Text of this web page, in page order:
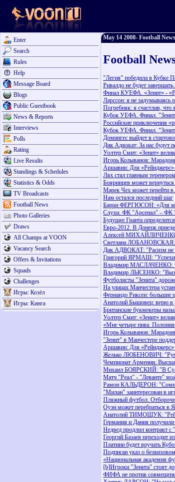
Enter
Search
Rules
Help
Message Board
Blogs
Public Guestbook
News & Reports
Interviews
Polls
Rating
Live Results
Standings & Schedules
Statistics & Odds
TV Broadcasts
Football News
Photo Galleries
Draws
All Champs at VOON
Vacancy Search
Offers & Invitations
Squads
Challenges
Игры: Козёл
Игры: Кинга
May 14 2008- Football
Football
"Легия" победила в Кубке
Ривалдо не будет завершать
Финал КУЕФА. «Зенит» -
Ларссон: я не задумываясь
Погребняк: я счастлив,
Кубок УЕФА. Финал.
Российские приключения
Кубок УЕФА. Финал.
Домингес выйдет в
Дик Адвокат: За нас будут
Уолтер Смит: «Зенит»
Игорь Колыванов:
Аршавин: Для «Рейнджерс»
Лях стал главным
Бояринцев может
Марек Чех может перейти в
Нам остался последний шаг
Барри ФЕРГЮСОН: «Для
Слухи. ФК "Арсенал" – ФК
Будущее Гранта
Евро-2012. В Донецк
Алексей МИХАЙЛИЧЕНКО:
Светлана ЛОБАНОВСКАЯ:
Дик АДВОКАТ: "Расизм не
Григорий ЯРМАШ: "Успехи
Владимир МАСЛАЧЕНКО:
Владимир ЛЫСЕНКО:
Футболисты "Зенита"
На улицах Манчестера
Фернандо Риксен: большие
Анатолий Бышовец: верю в
Британские букмекеры
Уолтер Смит: «Зенит»
«Мне четыре пива. Полония
Игорь Колыванов:
"Зенит" в Манчестере
Аршавин: Для «Рейнджерс»
Желько ЛЮБЕНОВИЧ:
Чемпионат Армении.
Михаил БОЯРСКИЙ: "В
Матч "Реал" - "Леванте"
Рамон КАЛЬДЕРОН:
"Милан" заинтересован в
Пляжный футбол.
Оуэн может перебраться в
Анатолий ТИМОЩУК:
Германия и Дания
Недвед продлил контракт
Георгий Базаев переходит
Платини будет вручать
Подписан указ о
«Национальная академия
[b]Игроки "Зенита" стоят
ФИФА не против